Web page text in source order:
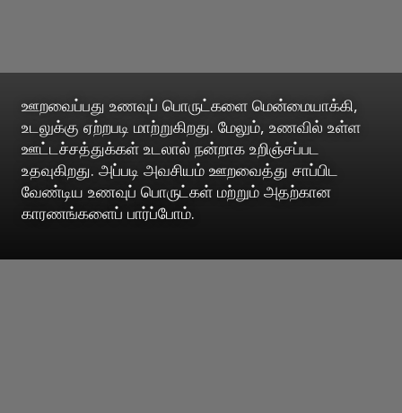
ஊறவைப்பது உணவுப் பொருட்களை மென்மையாக்கி,
உடலுக்கு ஏற்றபடி மாற்றுகிறது. மேலும், உணவில் உள்ள
ஊட்டச்சத்துக்கள் உடலால் நன்றாக உறிஞ்சப்பட
உதவுகிறது. அப்படி அவசியம் ஊறவைத்து சாப்பிட
வேண்டிய உணவுப் பொருட்கள் மற்றும் அதற்கான
காரணங்களைப் பார்ப்போம்.